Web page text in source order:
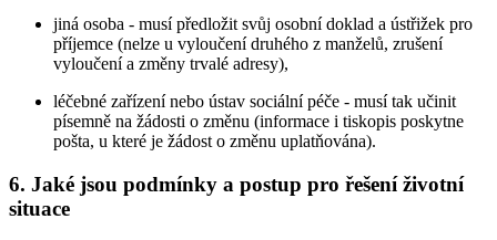
jiná osoba - musí předložit svůj osobní doklad a ústřižek pro
příjemce (nelze u vyloučení druhého z manželů, zrušení
vyloučení a změny trvalé adresy),
léčebné zařízení nebo ústav sociální péče - musí tak učinit
písemně na žádosti o změnu (informace i tiskopis poskytne
pošta, u které je žádost o změnu uplatňována).
6. Jaké jsou podmínky a postup pro řešení životní
situace